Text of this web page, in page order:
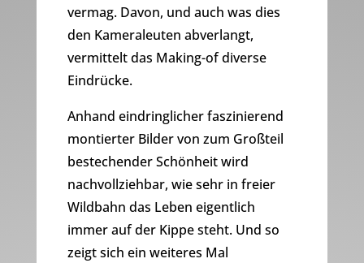
vermag. Davon, und auch was dies
den Kameraleuten abverlangt,
vermittelt das Making-of diverse
Eindrücke.
Anhand eindringlicher faszinierend
montierter Bilder von zum Großteil
bestechender Schönheit wird
nachvollziehbar, wie sehr in freier
Wildbahn das Leben eigentlich
immer auf der Kippe steht. Und so
zeigt sich ein weiteres Mal